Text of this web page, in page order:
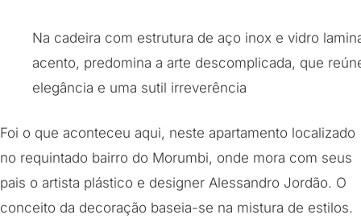
Na cadeira com estrutura de aço inox e vidro
acento, predomina a arte descomplicada, que
elegância e uma sutil irreverência
Foi o que aconteceu aqui, neste apartamento localizado
no requintado bairro do Morumbi, onde mora com seus
pais o artista plástico e designer Alessandro Jordão. O
conceito da decoração baseia-se na mistura de estilos.